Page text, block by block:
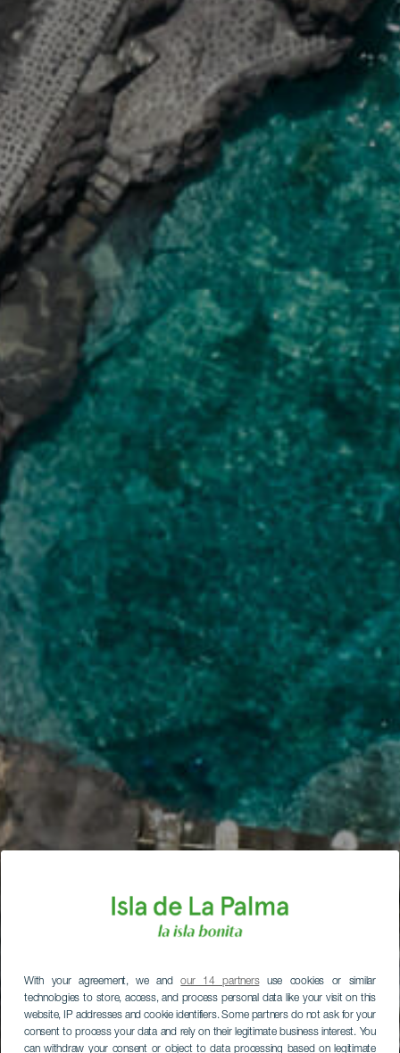
With your agreement, we andour 14 partnersuse cookies or similar
technologies to store, access, and process personal data like your visit on this
website, IP addresses and cookie identifiers. Some partners do not ask for your
consent to process your data and rely on their legitimate business interest. You
can withdraw your consent or object to data processing based on legitimate